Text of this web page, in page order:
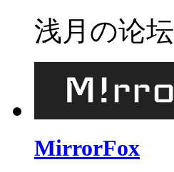
浅月の论坛
MirrorFox